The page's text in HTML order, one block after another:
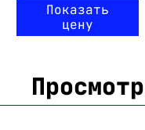
Показать
цену